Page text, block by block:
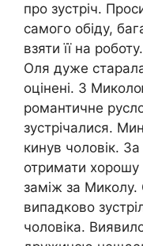
про зустріч.
самого обіду,
взяти її на
Оля дуже
оцінені. З
романтичне
зустрічалися.
кинув чоловік.
отримати хорошу
заміж за Миколу.
випадково
чоловіка.